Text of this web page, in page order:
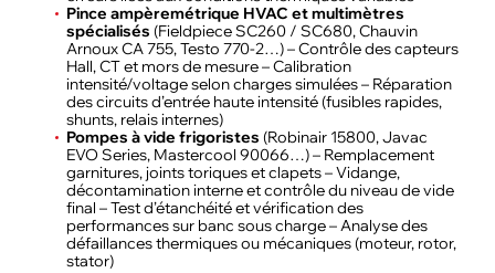
Pince ampèremétrique HVAC et multimètres
spécialisés (Fieldpiece SC260 / SC680, Chauvin
Arnoux CA 755, Testo 770-2…) – Contrôle des capteurs
Hall, CT et mors de mesure – Calibration
intensité/voltage selon charges simulées – Réparation
des circuits d’entrée haute intensité (fusibles rapides,
shunts, relais internes)
Pompes à vide frigoristes (Robinair 15800, Javac
EVO Series, Mastercool 90066…) – Remplacement
garnitures, joints toriques et clapets – Vidange,
décontamination interne et contrôle du niveau de vide
final – Test d’étanchéité et vérification des
performances sur banc sous charge – Analyse des
défaillances thermiques ou mécaniques (moteur, rotor,
stator)